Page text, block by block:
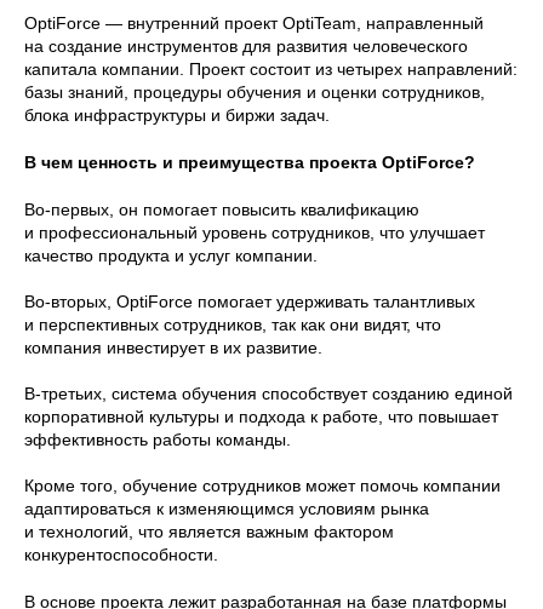
OptiForce — внутренний проект OptiTeam, направленный
на создание инструментов для развития человеческого
капитала компании. Проект состоит из четырех направлений:
базы знаний, процедуры обучения и оценки сотрудников,
блока инфраструктуры и биржи задач.
В чем ценность и преимущества проекта OptiForce?
Во-первых, он помогает повысить квалификацию
и профессиональный уровень сотрудников, что улучшает
качество продукта и услуг компании.
Во-вторых, OptiForce помогает удерживать талантливых
и перспективных сотрудников, так как они видят, что
компания инвестирует в их развитие.
В-третьих, система обучения способствует созданию единой
корпоративной культуры и подхода к работе, что повышает
эффективность работы команды.
Кроме того, обучение сотрудников может помочь компании
адаптироваться к изменяющимся условиям рынка
и технологий, что является важным фактором
конкурентоспособности.
В основе проекта лежит разработанная на базе платформы